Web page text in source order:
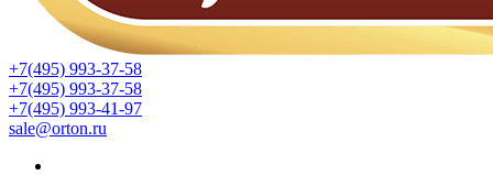
+7(495) 993-37-58
+7(495) 993-37-58
+7(495) 993-41-97
sale@orton.ru